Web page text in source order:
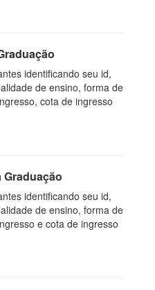
identificando seu id,
de ensino, forma de
cota de ingresso
identificando seu id,
de ensino, forma de
e cota de ingresso